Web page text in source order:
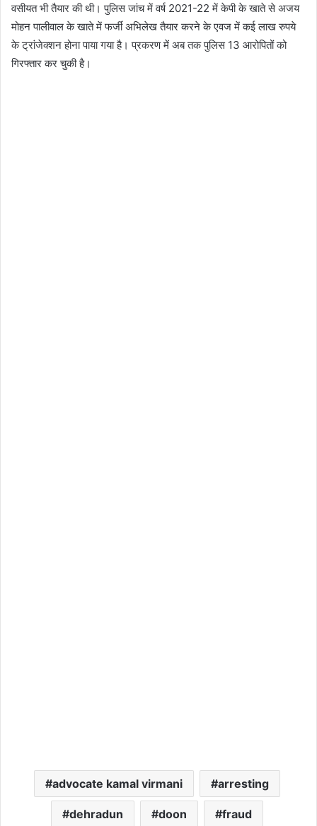
वसीयत भी तैयार की थी। पुलिस जांच में वर्ष 2021-22 में केपी के खाते से अजय
मोहन पालीवाल के खाते में फर्जी अभिलेख तैयार करने के एवज में कई लाख रुपये
के ट्रांजेक्शन होना पाया गया है। प्रकरण में अब तक पुलिस 13 आरोपितों को
गिरफ्तार कर चुकी है।
advocate kamal virmani arresting
dehradun doon fraud